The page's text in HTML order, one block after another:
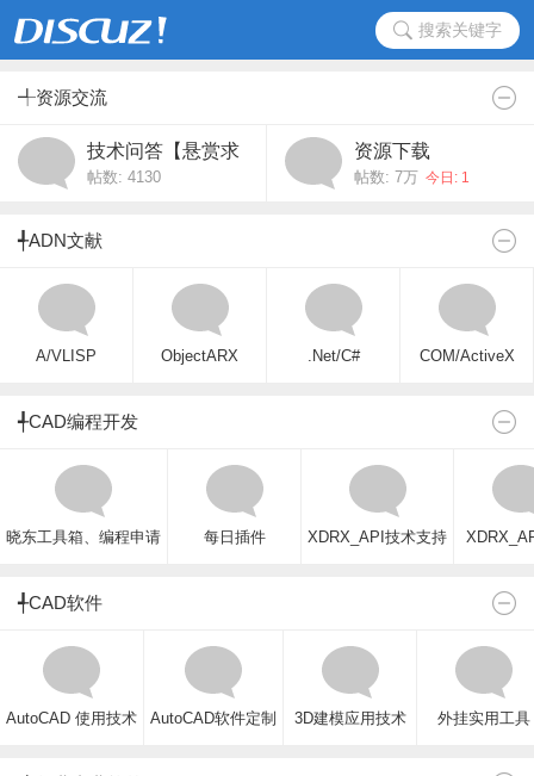
搜索关键字
╃资源交流
技术问答【悬赏求
助】
帖数: 4130
资源下载
帖数: 7万 今日: 1
╃ADN文献
A/VLISP ObjectARX .Net/C# COM/ActiveX
╃CAD编程开发
晓东工具箱、编程申请 每日插件 XDRX_API技术支持
╃CAD软件
AutoCAD 使用技术 AutoCAD软件定制 3D建模应用技术 外挂实用工具